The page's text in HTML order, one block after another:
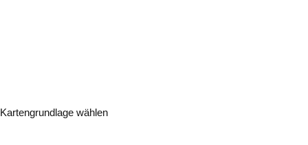
Kartengrundlage wählen